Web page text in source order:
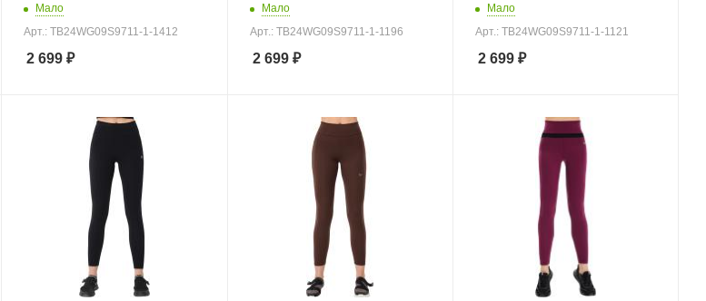
Мало
Арт.: TB24WG09S9711-1-1412
2 699 ₽
Мало
Арт.: TB24WG09S9711-1-1196
2 699₽
Мало
Арт.: TB24WG09S9711-1-1121
2 699₽